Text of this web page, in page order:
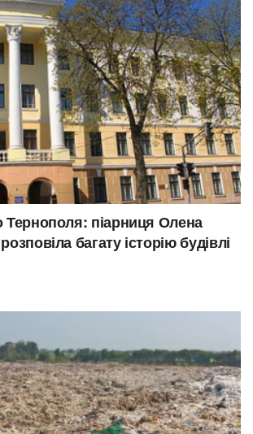
Тернополя: піарниця Олена
багату історію будівлі